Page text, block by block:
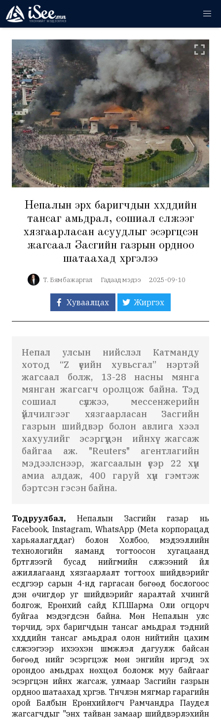
Непалын эрх баригчдын хүүхдүүдийн
тансаг амьдрал, сошиал сүлжээг
хязгаарласан асуудлыг эсэргүүцсэн
жагсаал Засгийн газрын ордноо
шатаахад хүргэлээ
Т. Бямбажаргал Гадаад мэдээ 2025-09-10
Хуваалцах Жиргэх
Непал улсын нийслэл Катманду
хотод “Z үеийн хувьсгал” нэртэй
жагсаал болж, 13-28 насны мянга
мянган жагсагч оролцож байна. Тэд
сошиал сүлжээ, мессенжерийн
үйлчилгээг хязгаарласан Засгийн
газрын шийдвэр болон авлига хээл
хахуулийг эсэргүүцэн ийнхүү жагсаж
байгаа аж. "Reuters" агентлагийн
мэдээлснээр, жагсаалын үеэр 22 хүн
амиа алдаж, 400 гаруй хүн гэмтэж
бэртсэн гэсэн байна.
Тодруулбал, Непалын Засгийн газар нь
Facebook, Instagram, WhatsApp (Meta корпорацад
харьяалагддаг) болон Холбоо, мэдээллийн
технологийн яаманд тогтоосон хугацаанд
бүртгүүлээгүй бусад нийгмийн сүлжээний үйл
ажиллагаанд хязгаарлалт тогтоох шийдвэрийг
есдүгээр сарын 4-нд гаргасан бөгөөд бослогоос
үүдэн өчигдөр уг шийдвэрийг яаралтай хүчингүй
болгож, Ерөнхий сайд К.П.Шарма Оли огцорч
буйгаа мэдэгдсэн байна. Мөн Непалын улс
төрчид, эрх баригчдын тансаг амьдрал тэдний
хүүхдүүдийн тансаг амьдрал олон нийтийн цахим
сүлжээгээр ихээхэн шүүмжлэл дагуулж байсан
бөгөөд үүнийг эсэргүүцэж мөн энгийн иргэд эх
орондоо амьдрах нөхцөл боломж муу байгааг
эсэргүүцэн ийнхүү жагсаж, улмаар Засгийн газрын
ордноо шатаахад хүргэв. Түүнчлэн мягмар гарагийн
орой Балбын Ерөнхийлөгч Рамчандра Паудел
жагсагчдыг "энх тайван замаар шийдвэрлэхийн